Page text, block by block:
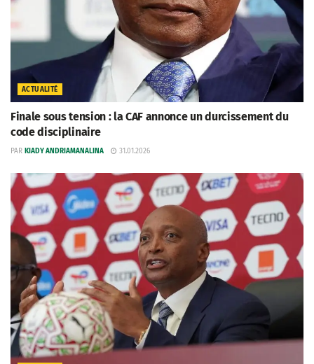
ACTUALITÉ
Finale sous tension : la CAF annonce un durcissement du
code disciplinaire
PAR KIADY ANDRIAMANALINA 31.01.2026